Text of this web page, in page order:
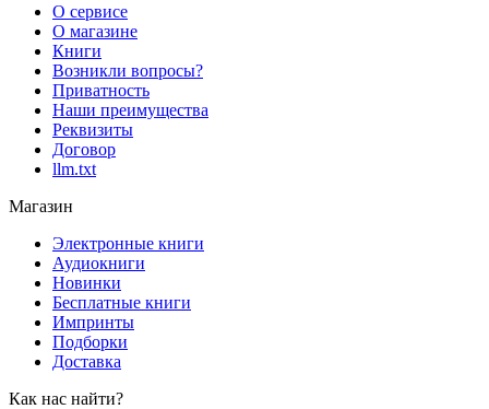
О сервисе
О магазине
Книги
Возникли вопросы?
Приватность
Наши преимущества
Реквизиты
Договор
llm.txt
Магазин
Электронные книги
Аудиокниги
Новинки
Бесплатные книги
Импринты
Подборки
Доставка
Как нас найти?